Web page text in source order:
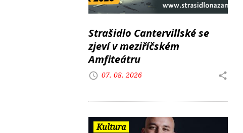
Strašidlo Cantervillské se
zjeví v meziříčském
Amfiteátru
07. 08. 2026
Kultura